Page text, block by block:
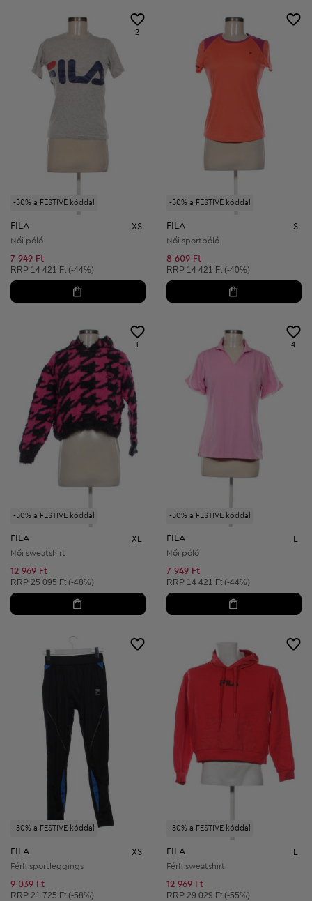
-50% a FESTIVE kóddal
2
FILA XS
Női póló
7 949 Ft
Ajánlott ár:
RRP 14 421 Ft (-44%)
-50% a FESTIVE kóddal
FILA S
Női sportpóló
8 609 Ft
Ajánlott ár:
RRP 14 421 Ft (-40%)
-50% a FESTIVE kóddal
1
FILA XL
Női sweatshirt
12 969 Ft
Ajánlott ár:
RRP 25 095 Ft (-48%)
-50% a FESTIVE kóddal
4
FILA
Női póló
7 949 Ft
Ajánlott ár:
RRP 14 421 Ft (-44%)
-50% a FESTIVE kóddal
FILA XS
Férfi sportleggings
9 039 Ft
Ajánlott ár:
RRP 21 725 Ft (-58%)
-50% a FESTIVE kóddal
FILA L
Férfi sweatshirt
12 969 Ft
Ajánlott ár:
RRP 29 029 Ft (-55%)